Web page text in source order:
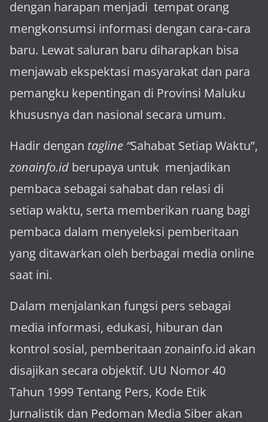
dengan harapan menjadi tem­pat orang
mengkonsumsi informasi dengan cara-cara
baru. Lewat sa­luran ba­ru diharapkan bisa
menja­wab ekspektasi masya­rakat dan para
pemangku kepen­tingan di Provinsi Maluku
khususnya dan nasional secara umum.
Hadir dengan tagline “Sahabat Setiap Waktu”,
zonainfo.id berupaya untuk menjadikan
pembaca sebagai sahabat dan relasi di
setiap waktu, serta memberikan ruang bagi
pembaca dalam menyeleksi pemberitaan
yang ditawarkan oleh berbagai media online
saat ini.
Dalam menjalankan fungsi pers sebagai
media informasi, edukasi, hiburan dan
kontrol sosial, pemberitaan zonainfo.id akan
disajikan secara objektif. UU Nomor 40
Tahun 1999 Tentang Pers, Kode Etik
Jurnalistik dan Pedoman Media Siber akan